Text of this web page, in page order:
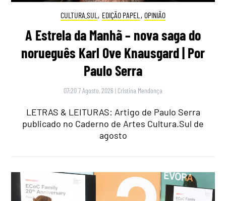
CULTURA.SUL , EDIÇÃO PAPEL , OPINIÃO
A Estrela da Manhã – nova saga do
norueguês Karl Ove Knausgard | Por
Paulo Serra
07:20 7 Agosto, 2026 | Cristina Mendonça
LETRAS & LEITURAS: Artigo de Paulo Serra
publicado no Caderno de Artes Cultura.Sul de
agosto